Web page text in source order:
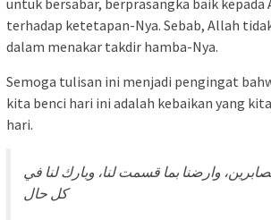
terhadap ketetapan-Nya. Sebab, Allah
dalam menakar takdir hamba-Nya.
Semoga tulisan ini menjadi pengingat
kita benci hari ini adalah kebaikan yang
hari.
وارضنا بما قسمت لنا، وبارك لنا في
كل حال